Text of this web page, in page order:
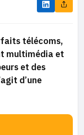
télécoms,
multimédia et
et des
d’une